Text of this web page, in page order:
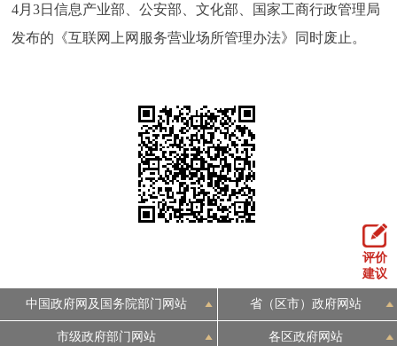
4月3日信息产业部、公安部、文化部、国家工商行政管理局
发布的《互联网上网服务营业场所管理办法》同时废止。
评价
建议
中国政府网及国务院部门网站 省（区市）政府网站
市级政府部门网站 各区政府网站